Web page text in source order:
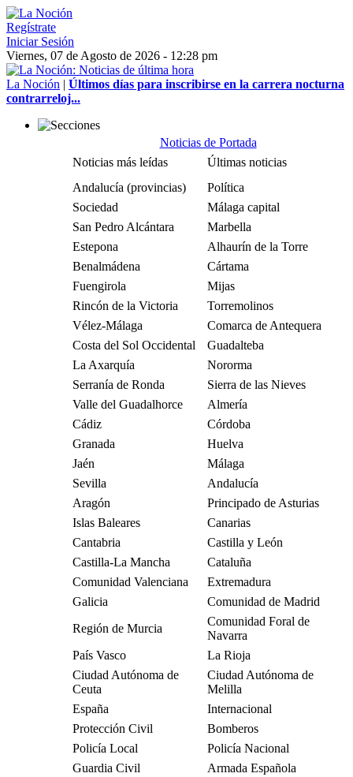
Regístrate
Iniciar Sesión
Viernes, 07 de Agosto de 2026 - 12:28 pm
La Noción | Últimos días para inscribirse en la carrera nocturna
contrarreloj...
Noticias de Portada
Noticias más leídas
Últimas noticias
Andalucía (provincias)
Política
Sociedad
Málaga capital
San Pedro Alcántara
Marbella
Estepona
Alhaurín de la Torre
Benalmádena
Cártama
Fuengirola
Mijas
Rincón de la Victoria
Torremolinos
Vélez-Málaga
Comarca de Antequera
Costa del Sol Occidental
Guadalteba
La Axarquía
Nororma
Serranía de Ronda
Sierra de las Nieves
Valle del Guadalhorce
Almería
Cádiz
Córdoba
Granada
Huelva
Jaén
Málaga
Sevilla
Andalucía
Aragón
Principado de Asturias
Islas Baleares
Canarias
Cantabria
Castilla y León
Castilla-La Mancha
Cataluña
Comunidad Valenciana
Extremadura
Galicia
Comunidad de Madrid
Región de Murcia
Comunidad Foral de
Navarra
País Vasco
La Rioja
Ciudad Autónoma de
Ceuta
Ciudad Autónoma de
Melilla
España
Internacional
Protección Civil
Bomberos
Policía Local
Policía Nacional
Guardia Civil
Armada Española